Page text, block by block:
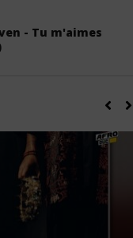
- Tu m'aimes